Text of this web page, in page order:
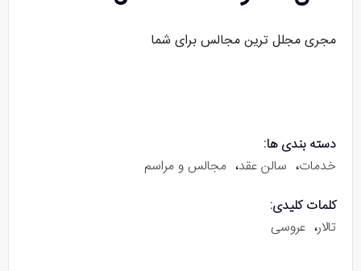
مجری مجلل ترین مجالس برای شما
دسته بندی ها:
خدمات، سالن عقد، مجالس و مراسم
کلمات کلیدی:
تالار، عروسی